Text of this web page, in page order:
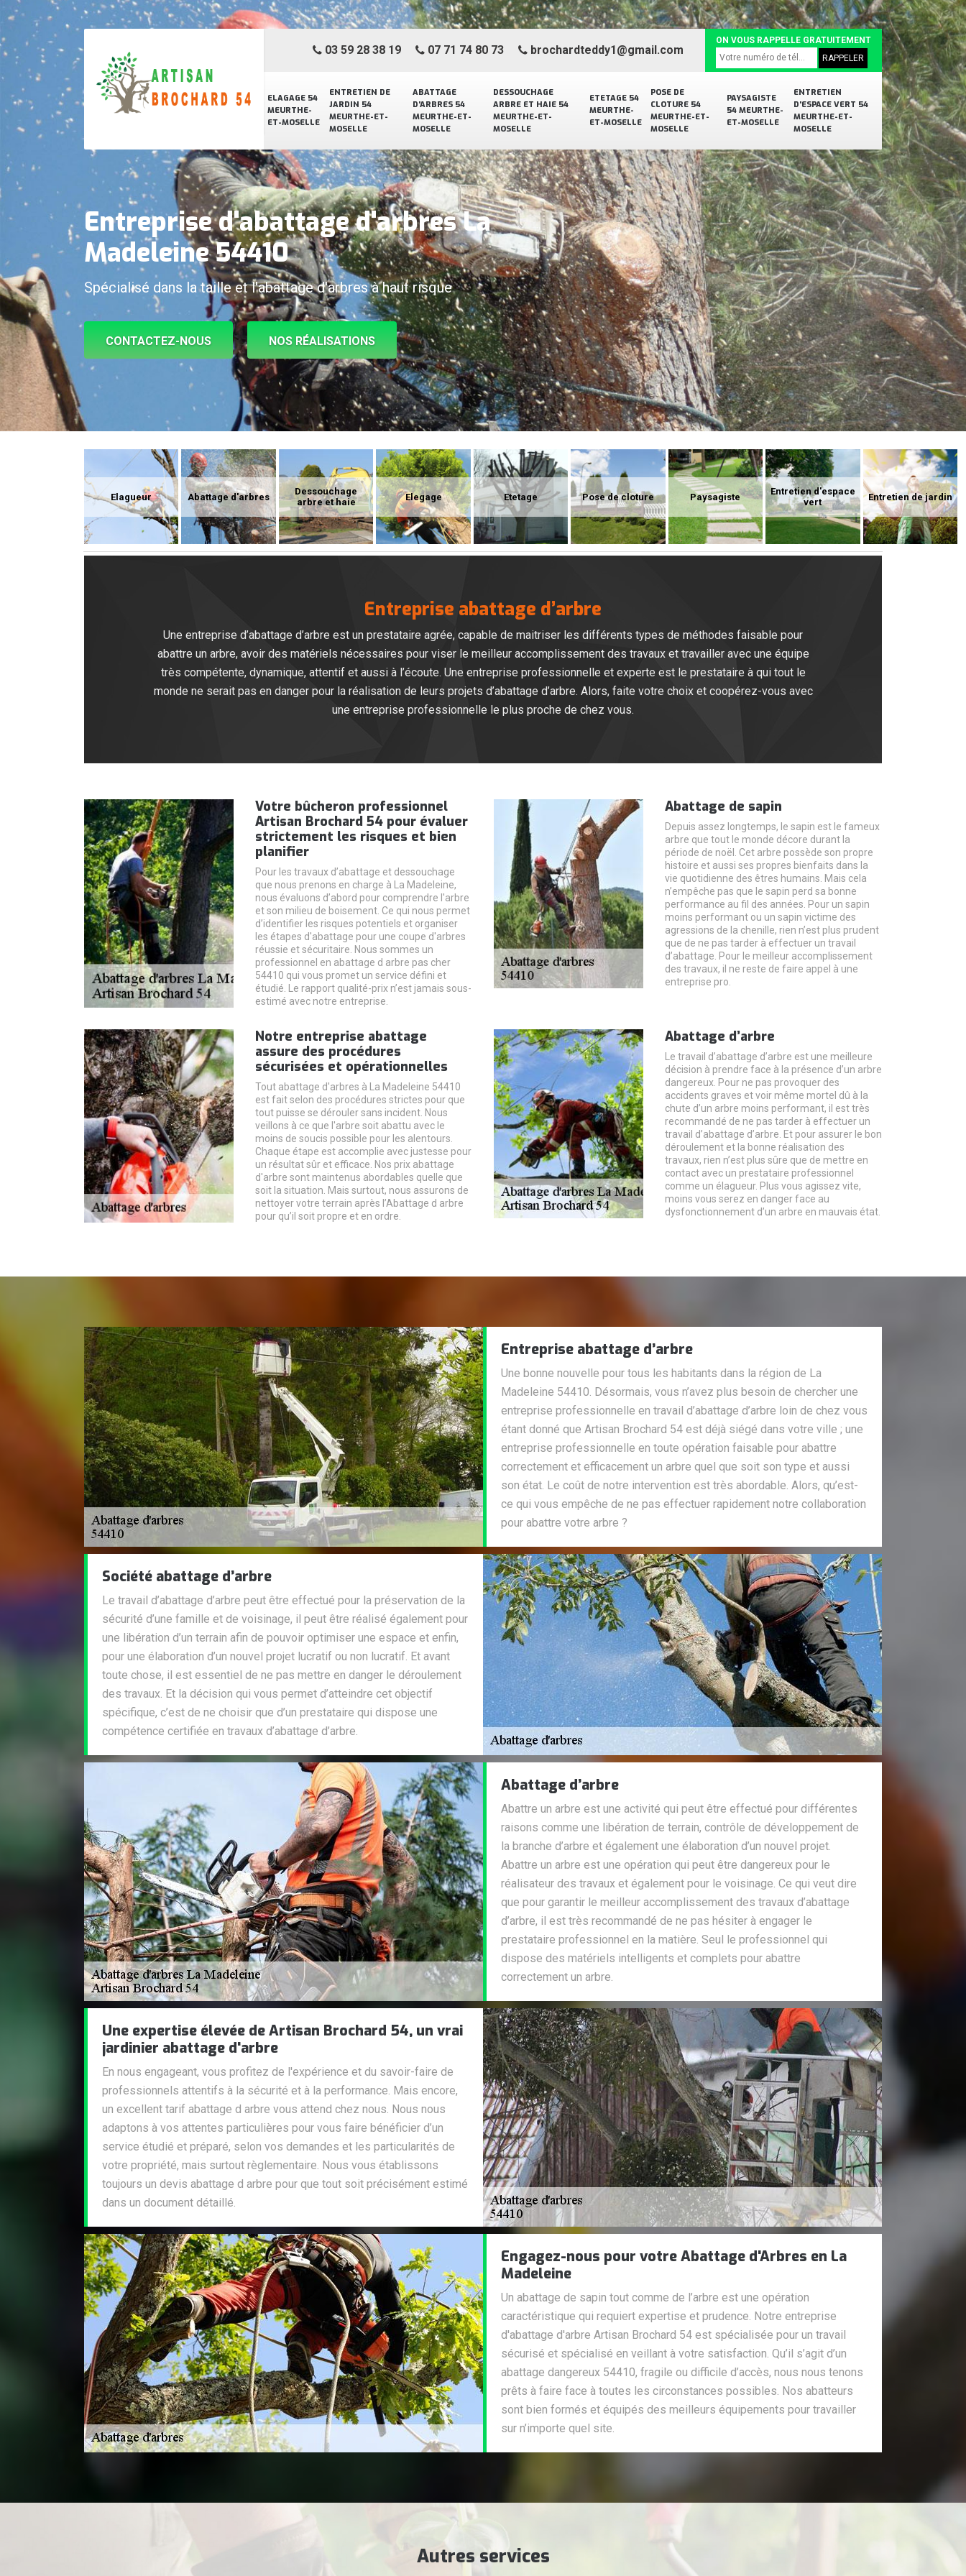
ELAGAGE 54
MEURTHE-
ET-MOSELLE
ENTRETIEN DE
JARDIN 54
MEURTHE-ET-
MOSELLE
ABATTAGE
D'ARBRES 54
MEURTHE-ET-
MOSELLE
DESSOUCHAGE
ARBRE ET HAIE 54
MEURTHE-ET-
MOSELLE
ETETAGE 54
MEURTHE-
ET-MOSELLE
POSE DE
CLOTURE 54
MEURTHE-ET-
MOSELLE
PAYSAGISTE
54 MEURTHE-
ET-MOSELLE
ENTRETIEN
D'ESPACE VERT 54
MEURTHE-ET-
MOSELLE
03 59 28 38 19 07 71 74 80 73 brochardteddy1@gmail.com
ON VOUS RAPPELLE GRATUITEMENT
Entreprise d'abattage d'arbres La
Madeleine 54410
Spécialisé dans la taille et l'abattage d'arbres à haut risque
CONTACTEZ-NOUS NOS RÉALISATIONS
Elagueur Abattage d'arbres
Dessouchage
arbre et haie
Elegage Etetage Pose de cloture Paysagiste
Entretien d'espace
vert
Entretien de jardin
Entreprise abattage d’arbre
Une entreprise d’abattage d’arbre est un prestataire agrée, capable de maitriser les différents types de méthodes faisable pour
abattre un arbre, avoir des matériels nécessaires pour viser le meilleur accomplissement des travaux et travailler avec une équipe
très compétente, dynamique, attentif et aussi à l’écoute. Une entreprise professionnelle et experte est le prestataire à qui tout le
monde ne serait pas en danger pour la réalisation de leurs projets d’abattage d’arbre. Alors, faite votre choix et coopérez-vous avec
une entreprise professionnelle le plus proche de chez vous.
Votre bûcheron professionnel
Artisan Brochard 54 pour évaluer
strictement les risques et bien
planifier
Pour les travaux d’abattage et dessouchage
que nous prenons en charge à La Madeleine,
nous évaluons d’abord pour comprendre l'arbre
et son milieu de boisement. Ce qui nous permet
d’identifier les risques potentiels et organiser
les étapes d'abattage pour une coupe d'arbres
réussie et sécuritaire. Nous sommes un
professionnel en abattage d arbre pas cher
54410 qui vous promet un service défini et
étudié. Le rapport qualité-prix n’est jamais sous-
estimé avec notre entreprise.
Abattage de sapin
Depuis assez longtemps, le sapin est le fameux
arbre que tout le monde décore durant la
période de noël. Cet arbre possède son propre
histoire et aussi ses propres bienfaits dans la
vie quotidienne des êtres humains. Mais cela
n’empêche pas que le sapin perd sa bonne
performance au fil des années. Pour un sapin
moins performant ou un sapin victime des
agressions de la chenille, rien n’est plus prudent
que de ne pas tarder à effectuer un travail
d’abattage. Pour le meilleur accomplissement
des travaux, il ne reste de faire appel à une
entreprise pro.
Notre entreprise abattage
assure des procédures
sécurisées et opérationnelles
Tout abattage d'arbres à La Madeleine 54410
est fait selon des procédures strictes pour que
tout puisse se dérouler sans incident. Nous
veillons à ce que l'arbre soit abattu avec le
moins de soucis possible pour les alentours.
Chaque étape est accomplie avec justesse pour
un résultat sûr et efficace. Nos prix abattage
d'arbre sont maintenus abordables quelle que
soit la situation. Mais surtout, nous assurons de
nettoyer votre terrain après l’Abattage d arbre
pour qu’il soit propre et en ordre.
Abattage d’arbre
Le travail d’abattage d’arbre est une meilleure
décision à prendre face à la présence d’un arbre
dangereux. Pour ne pas provoquer des
accidents graves et voir même mortel dû à la
chute d’un arbre moins performant, il est très
recommandé de ne pas tarder à effectuer un
travail d’abattage d’arbre. Et pour assurer le bon
déroulement et la bonne réalisation des
travaux, rien n’est plus sûre que de mettre en
contact avec un prestataire professionnel
comme un élagueur. Plus vous agissez vite,
moins vous serez en danger face au
dysfonctionnement d’un arbre en mauvais état.
Entreprise abattage d’arbre
Une bonne nouvelle pour tous les habitants dans la région de La
Madeleine 54410. Désormais, vous n’avez plus besoin de chercher une
entreprise professionnelle en travail d’abattage d’arbre loin de chez vous
étant donné que Artisan Brochard 54 est déjà siégé dans votre ville ; une
entreprise professionnelle en toute opération faisable pour abattre
correctement et efficacement un arbre quel que soit son type et aussi
son état. Le coût de notre intervention est très abordable. Alors, qu’est-
ce qui vous empêche de ne pas effectuer rapidement notre collaboration
pour abattre votre arbre ?
Société abattage d’arbre
Le travail d’abattage d’arbre peut être effectué pour la préservation de la
sécurité d’une famille et de voisinage, il peut être réalisé également pour
une libération d’un terrain afin de pouvoir optimiser une espace et enfin,
pour une élaboration d’un nouvel projet lucratif ou non lucratif. Et avant
toute chose, il est essentiel de ne pas mettre en danger le déroulement
des travaux. Et la décision qui vous permet d’atteindre cet objectif
spécifique, c’est de ne choisir que d’un prestataire qui dispose une
compétence certifiée en travaux d’abattage d’arbre.
Abattage d’arbre
Abattre un arbre est une activité qui peut être effectué pour différentes
raisons comme une libération de terrain, contrôle de développement de
la branche d’arbre et également une élaboration d’un nouvel projet.
Abattre un arbre est une opération qui peut être dangereux pour le
réalisateur des travaux et également pour le voisinage. Ce qui veut dire
que pour garantir le meilleur accomplissement des travaux d’abattage
d’arbre, il est très recommandé de ne pas hésiter à engager le
prestataire professionnel en la matière. Seul le professionnel qui
dispose des matériels intelligents et complets pour abattre
correctement un arbre.
Une expertise élevée de Artisan Brochard 54, un vrai
jardinier abattage d'arbre
En nous engageant, vous profitez de l'expérience et du savoir-faire de
professionnels attentifs à la sécurité et à la performance. Mais encore,
un excellent tarif abattage d arbre vous attend chez nous. Nous nous
adaptons à vos attentes particulières pour vous faire bénéficier d’un
service étudié et préparé, selon vos demandes et les particularités de
votre propriété, mais surtout règlementaire. Nous vous établissons
toujours un devis abattage d arbre pour que tout soit précisément estimé
dans un document détaillé.
Engagez-nous pour votre Abattage d'Arbres en La
Madeleine
Un abattage de sapin tout comme de l’arbre est une opération
caractéristique qui requiert expertise et prudence. Notre entreprise
d'abattage d'arbre Artisan Brochard 54 est spécialisée pour un travail
sécurisé et spécialisé en veillant à votre satisfaction. Qu’il s’agit d’un
abattage dangereux 54410, fragile ou difficile d’accès, nous nous tenons
prêts à faire face à toutes les circonstances possibles. Nos abatteurs
sont bien formés et équipés des meilleurs équipements pour travailler
sur n’importe quel site.
Autres services